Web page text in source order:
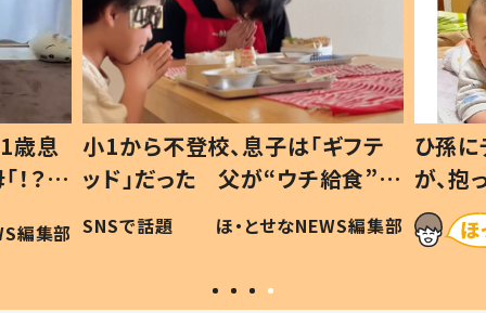
歳息
？」
編集部
小1から不登校、息子は「ギフテ
ッド」だった 父が“ウチ給食”を
作り続ける理由とは #令和の親
#令和の子
SNSで話題 ほ・とせなNEWS編集部
ひ孫
が、
「涙が
い」